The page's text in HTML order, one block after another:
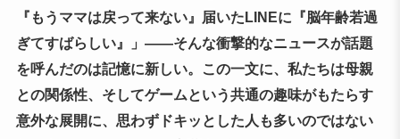
『もうママは戻って来ない』届いたLINEに『脳年齢若過
ぎてすばらしい』」――そんな衝撃的なニュースが話題
を呼んだのは記憶に新しい。この一文に、私たちは母親
との関係性、そしてゲームという共通の趣味がもたらす
意外な展開に、思わずドキッとした人も多いのではない